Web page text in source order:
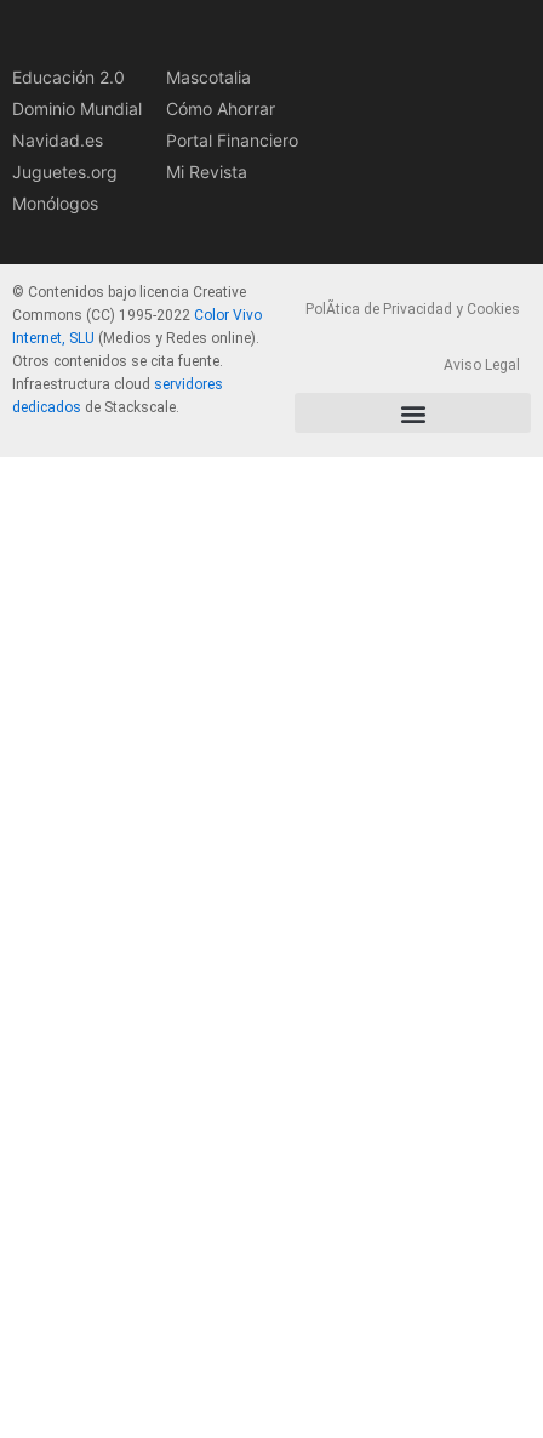
Educación 2.0
Dominio Mundial
Navidad.es
Juguetes.org
Monólogos
Mascotalia
Cómo Ahorrar
Portal Financiero
Mi Revista
© Contenidos bajo licencia Creative
Commons (CC) 1995-2022 Color Vivo
Internet, SLU (Medios y Redes online).
Otros contenidos se cita fuente.
Infraestructura cloud servidores
dedicados de Stackscale.
PolÃ­tica de Privacidad y Cookies
Aviso Legal